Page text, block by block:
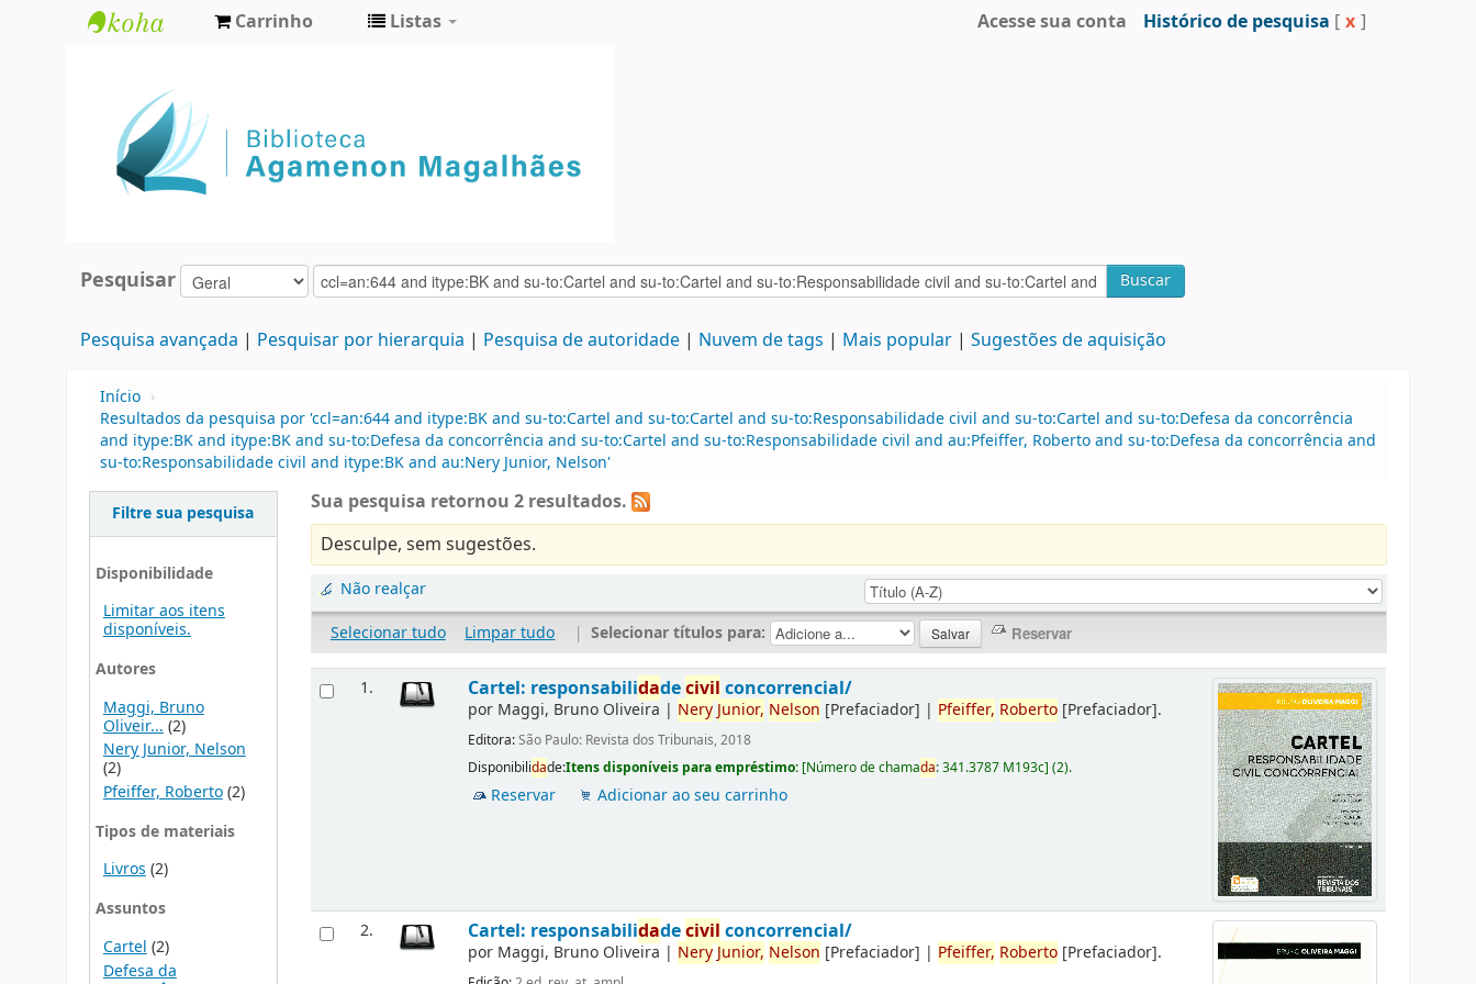
Agamenon
Magalhães
Carrinho Listas Acesse sua conta Histórico de pesquisa [ x ]
Pesquisar Buscar
Pesquisa avançada Pesquisar por hierarquia Pesquisa de autoridade Nuvem de tags Mais popular Sugestões de aquisição
Início ›
Resultados da pesquisa por 'ccl=an:644 and itype:BK and su-to:Cartel and su-to:Cartel and su-to:Responsabilidade civil and su-to:Cartel and su-to:Defesa da concorrência
and itype:BK and itype:BK and su-to:Defesa da concorrência and su-to:Cartel and su-to:Responsabilidade civil and au:Pfeiffer, Roberto and su-to:Defesa da concorrência and
su-to:Responsabilidade civil and itype:BK and au:Nery Junior, Nelson'
Filtre sua pesquisa
Disponibilidade
Limitar aos itens
disponíveis.
Autores
Maggi, Bruno
Oliveir... (2)
Nery Junior, Nelson
(2)
Pfeiffer, Roberto(2)
Tipos de materiais
Livros(2)
Assuntos
Cartel (2)
Defesa da
Sua pesquisa retornou 2 resultados.
Desculpe, sem sugestões.
Não realçar
Selecionar tudo
Limpar tudo | Selecionar títulos para:
1. Cartel: responsabilidadecivil concorrencial/
por Maggi, Bruno Oliveira | NeryJunior, Nelson [Prefaciador] | Pfeiffer, Roberto [Prefaciador].
Editora:São Paulo: Revista dos Tribunais, 2018
Disponibilidade:Itens disponíveis para empréstimo: [Número de chamada:341.3787 M193c](2).
Reservar Adicionar ao seu carrinho
2. Cartel: responsabilidadecivil concorrencial/
por Maggi, Bruno Oliveira | NeryJunior, Nelson [Prefaciador] | Pfeiffer, Roberto [Prefaciador].